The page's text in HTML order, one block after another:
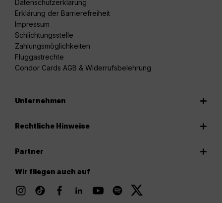
Datenschutzerklärung
Erklärung der Barrierefreiheit
Impressum
Schlichtungsstelle
Zahlungsmöglichkeiten
Fluggastrechte
Condor Cards AGB & Widerrufsbelehrung
Unternehmen
Rechtliche Hinweise
Partner
Wir fliegen auch auf